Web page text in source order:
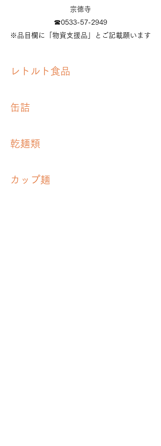
宗徳寺
​☎0533-57-2949
※品目欄に「物資支援品」とご記載願います
レトルト食品
缶詰
乾麺類
カップ麺